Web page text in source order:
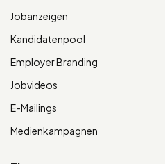
Jobanzeigen
Kandidatenpool
Employer Branding
Jobvideos
E-Mailings
Medienkampagnen